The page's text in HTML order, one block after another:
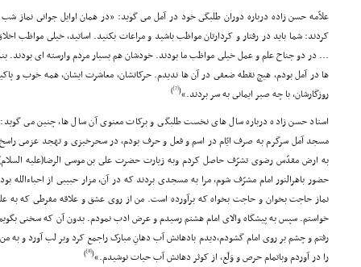
علاّمه حسن زاده درباره دوران طلبگى خود در آمل مى گوید: «در همان اوایل جوانى نماز
کردند: شما باید در رفتار و کردارتان مواظب باشید و مراعات بکنید. اساتید، خیلى مواظب
... در دو جناح علم و عمل خیلى مواظب ما بودند. خودشان هم بسیار مردم وارسته اى بودند.
ها در آمل بودم، هیچ نقطه ضعفى در آن ها ندیدم. حرکاتشان، معاشرت ایشان، همه خوب و
روزگارشان، با چه صبر ایمانى به سر بردند.»(
[7]
)
استاد حسن زاده درباره سال هاى نخست طلبگى و برکات معنوى آن سال ها، چنین مى
مسجد آمل سرگرم به صرف ایّام در اسم و فعل و حرف بودم، در سحرخیزى و تهجد عزمى راسخ
به ارض مقدّس رضوى تشرّف حاصل کردم وبه زیارت حضرت على بن موسى الرضا(علیه
حضور باهرالنور امام مشرّف شوم، مرا به مسجدى بردند که در آن، مزار حبیبى از احباءالله
نماز حاجت بخوان و حاجت بخواه که برآورده است. من از روى عشق و علاقه مفرطى که به
خواستم. سپس به پیشگاه والاى امام هشتم رسیدم و عرض ادب نمودم. بدون آن که سخنى بگویم،
رفتم و چشم بر روى امام گشودم،دیدم بادهانش آب دهانِ مبارک راجمع کرد وبر لب آورد و به
را در آوردم وباتمام حرص و وَلَع، از کوثر دهانش آب حیات نوشیدم.»(
[8]
)